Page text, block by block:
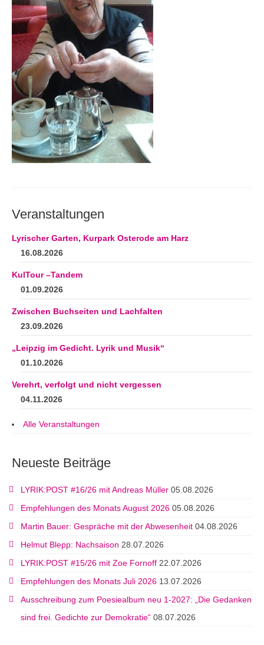
Neuerscheinungen von Mitgliedern
Ausschreibungen
Leipziger Lyrikbibliothek
Lyrikschaufenster im Literaturhaus Leipzig
Mitglied werden
Veranstaltungen
Lyrischer Garten, Kurpark Osterode am Harz
16.08.2026
KulTour –Tandem
01.09.2026
Zwischen Buchseiten und Lachfalten
23.09.2026
„Leipzig im Gedicht. Lyrik und Musik“
01.10.2026
Verehrt, verfolgt und nicht vergessen
04.11.2026
Alle Veranstaltungen
Neueste Beiträge
LYRIK:POST #16/26 mit Andreas Müller 05.08.2026
Empfehlungen des Monats August 2026 05.08.2026
Martin Bauer: Gespräche mit der Abwesenheit 04.08.2026
Helmut Blepp: Nachsaison 28.07.2026
LYRIK:POST #15/26 mit Zoe Fornoff 22.07.2026
Empfehlungen des Monats Juli 2026 13.07.2026
Ausschreibung zum Poesiealbum neu 1-2027: „Die Gedanken
sind frei. Gedichte zur Demokratie“ 08.07.2026